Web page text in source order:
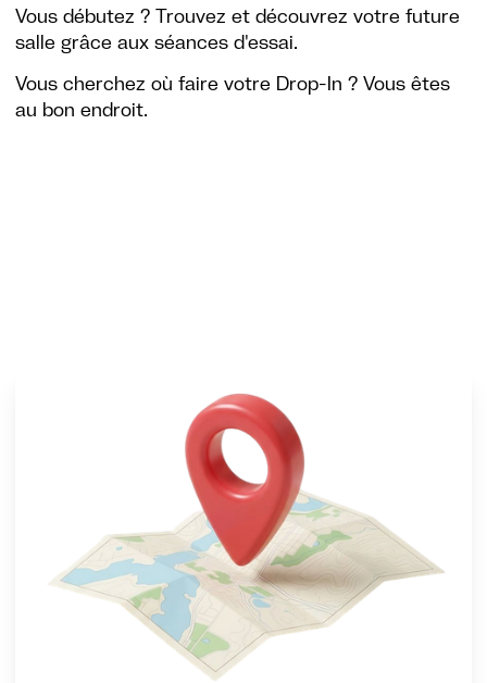
Vous débutez ? Trouvez et découvrez votre future
salle grâce aux séances d'essai.
Vous cherchez où faire votre Drop-In ? Vous êtes
au bon endroit.